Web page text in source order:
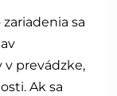
sa
v prevádzke,
Ak sa